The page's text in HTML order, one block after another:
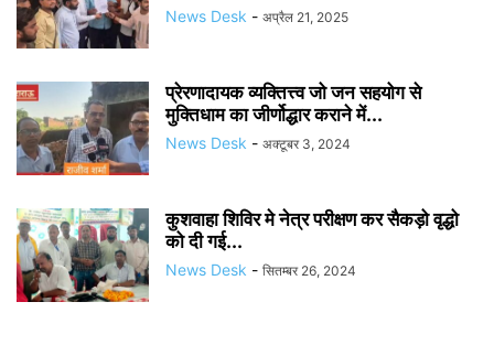
News Desk - अप्रैल 21, 2025
प्रेरणादायक व्यक्तित्त्व जो जन सहयोग से
मुक्तिधाम का जीर्णोद्धार कराने में...
News Desk - अक्टूबर 3, 2024
कुशवाहा शिविर मे नेत्र परीक्षण कर सैकड़ो वृद्धो
को दी गई...
News Desk - सितम्बर 26, 2024